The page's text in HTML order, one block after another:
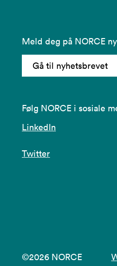
Meld deg på NORCE
Gå til nyhetsbrevet
Følg NORCE i sosiale
LinkedIn
Twitter
©2026 NORCE